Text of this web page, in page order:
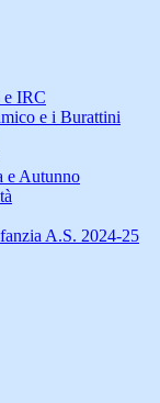
e IRC
e i Burattini
e Autunno
A.S. 2024-25